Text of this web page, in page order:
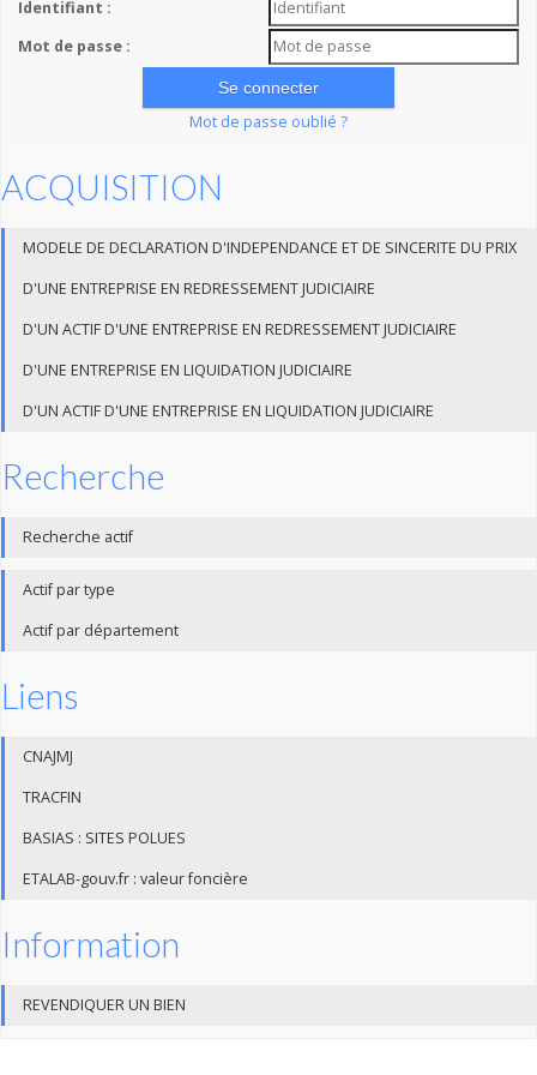
Identifiant :
Mot de passe :
Mot de passe oublié ?
ACQUISITION
MODELE DE DECLARATION D'INDEPENDANCE ET DE SINCERITE DU PRIX
D'UNE ENTREPRISE EN REDRESSEMENT JUDICIAIRE
D'UN ACTIF D'UNE ENTREPRISE EN REDRESSEMENT JUDICIAIRE
D'UNE ENTREPRISE EN LIQUIDATION JUDICIAIRE
D'UN ACTIF D'UNE ENTREPRISE EN LIQUIDATION JUDICIAIRE
Recherche
Recherche actif
Actif par type
Actif par département
Liens
CNAJMJ
TRACFIN
BASIAS : SITES POLUES
ETALAB-gouv.fr : valeur foncière
Information
REVENDIQUER UN BIEN